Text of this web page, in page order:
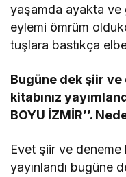
yaşamda ayakta ve
eylemi ömrüm
tuşlara bastıkça
Bugüne dek şiir ve
kitabınız
BOYU İZMİR’’.
Evet şiir ve deneme
yayınlandı bugüne